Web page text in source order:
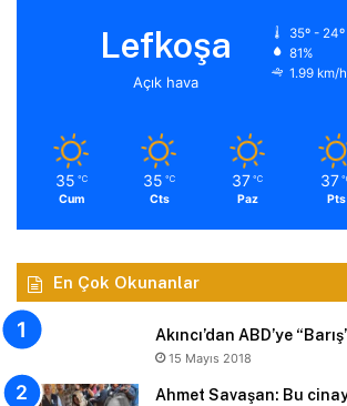
Lefkoşa
Açık hava
35º - 24º
81%
1.99 km/h
35 ℃
Cum
35 ℃
Cts
37 ℃
Paz
37
Pts
En Çok Okunanlar
Akıncı’dan ABD’ye
15 Mayıs 2018
Ahmet Savaşan: Bu